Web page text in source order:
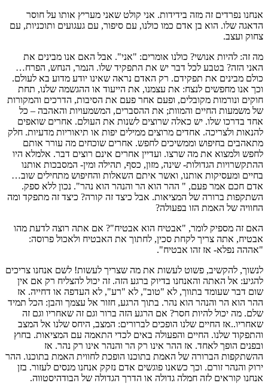
נפרדים זה מזה בידידות. אני קולט שאני מעריץ אותו על חוסר
שלו. הוא בן אדם כמו כולנו, עם סיפור, עם געגועים ותוכניות, עם
ועצב.
זה: להיות אנושי? כולנו אומרים: "אני". אבל האם אנו מבינים את
הזה? בטבע לכל דבר יש את התפקיד שלו. הנמר, הנחש, הפרח…
מבינים את תפקידם. רק האדם נראה שאינו יודע מדוע בא לעולם.
אנו מחפשים לנצח: את עצמנו, את הייעוד או ההגשמה שלנו, תחת
ונורמות מקובלים, ופעם אחר פעם את הסיבות, הדרכים והמקורות
משמעות החיים והמוות; את ההסברים, המשמעויות והאהבה – כל
בדרכו שלו. יש כאלה שרוצים לשנות את העולם. אחרים שואפים
ולצריכה. אחדים מרוצים ממילים יפות או תיאוריות מדעיות. חלק
בחיפוש וממשיכים לחפש. אחרים שוכחים מה עורר אותם
ולמצוא את מה שרצו. ועדיין אחרים אינם רוצים דבר. אלמלא היו
הגדולות- שינה, מזון, כסף, תהילה ומין- המסבכות אותנו
ומעסיקות אותנו, ואשר איתם השאלות והחיפוש מתחילים שוב…
חכם אמר פעם, " ההר הוא הר והנהר הוא נהר". נכון ללא ספק.
ברורה של המציאות. אבל כיצד זה קורה? כיצד זה מתפקד ומה
של האמת הזו בפעולה?
זה מספיק לומר, "אבטיח הוא אבטיח"? אם אתה רוצה לדעת מהו
אתה צריך לקחת סכין, לחתוך את האבטיח ולאכול פרוסה:
נפלא- אז זהו אבטיח".
להקשיב, פשוט לעשות את מה שצריך לעשות! לשם אנחנו צריכים
אל האתה והאנחנו בדיוק ברגע הזה. זה יכול להצליח רק אם אין
דבר שעומד בתווך, לא "טוב", לא "רע", לא העדפה או דחייה. אז
הוא הר והנהר הוא נהר. בתוך הרגע, חזור אל עצמך והבן: הכל תמיד
מה יכול להיות חסר? אם הרגע הזה ברור וגם זה שאחריו וגם זה
החיים שלנו הופכים לברורים: המצב, היחס שלנו אל המצב
שלנו. החיים והפעולה באים לכדי התאמה עם המציאות. בחוץ
הופך לאחד. אז ההר אינו רק הר והנהר אינו רק נהר. אז
הברורה של האמת בתוכנו הופכת לחווית האמת בתוכנו. ההר
והנהר זורם. וכך כשאנו פוגשים אדם נזקק אנחנו מנסים לעזור. בזן
קוראים לזה חמלה גדולה או הדרך הגדולה של הבודהיסטווה.